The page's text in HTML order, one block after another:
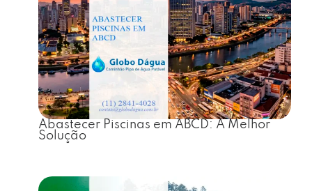
Abastecer Piscinas em ABCD: A Melhor
Solução